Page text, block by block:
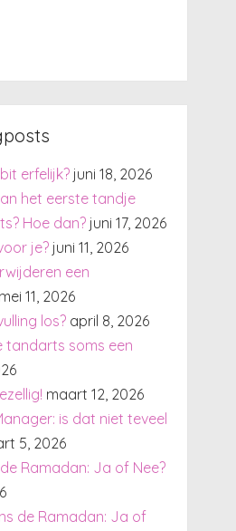
erfelijk? juni 18, 2026
het eerste tandje
Hoe dan? juni 17, 2026
je? juni 11, 2026
een
mei 11, 2026
los? april 8, 2026
tandarts soms een
maart 12, 2026
is dat niet teveel
5, 2026
Ramadan: Ja of Nee?
de Ramadan: Ja of